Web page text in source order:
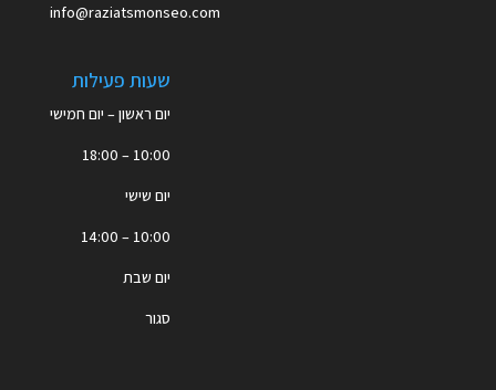
info@raziatsmonseo.com
שעות פעילות
יום ראשון – יום חמישי
10:00 – 18:00
יום שישי
10:00 – 14:00
יום שבת
סגור